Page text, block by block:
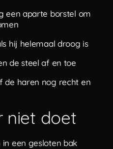
een aparte borstel om
hij helemaal droog is
de steel af en toe
de haren nog recht en
niet doet
een gesloten bak